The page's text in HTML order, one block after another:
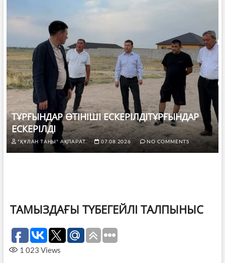
ТҰРҒЫНДАР ӨТІНІШІ ЕСКЕРІЛДІТҰРҒЫНДАР
ЕСКЕРІЛДІ
"ҚҰЛАН ТАҢЫ" АҚПАРАТ. 07.08.2026 NO COMMENTS
ТАМЫЗДАҒЫ ТҮБЕГЕЙЛІ ТАЛПЫНЫС
1 023 Views